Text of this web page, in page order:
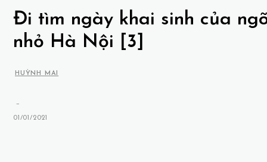
Đi tìm ngày khai sinh của
nhỏ Hà Nội [3]
HUỲNH MAI
-
01/01/2021